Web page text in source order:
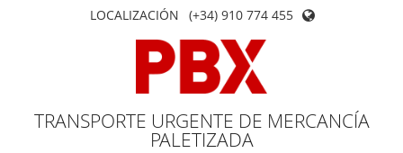
LOCALIZACIÓN (+34) 910 774 455
TRANSPORTE URGENTE DE MERCANCÍA
PALETIZADA